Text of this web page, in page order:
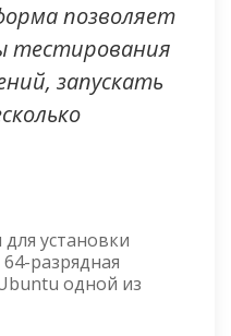
позволяет
тестирования
запускать
установки
разрядная
одной из